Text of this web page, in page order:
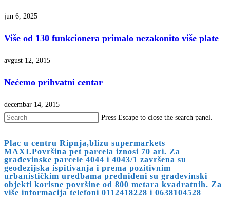
jun 6, 2025
Više od 130 funkcionera primalo nezakonito više plate
avgust 12, 2015
Nećemo prihvatni centar
decembar 14, 2015
Press Escape to close the search panel.
Plac u centru Ripnja,blizu supermarkets
MAXI.Površina pet parcela iznosi 70 ari. Za
građevinske parcele 4044 i 4043/1 završena su
geodezijska ispitivanja i prema pozitivnim
urbanističkim uredbama predniđeni su građevinski
objekti korisne površine od 800 metara kvadratnih. Za
više informacija telefoni 0112418228 i 0638104528